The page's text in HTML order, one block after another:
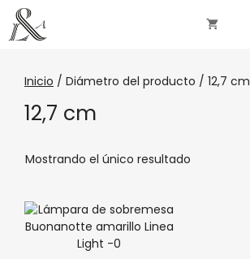
Inicio / Diámetro del producto / 12,7 cm
12,7 cm
Mostrando el único resultado